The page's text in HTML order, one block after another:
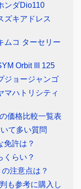
ンダDio110
ズキアドレス
ムコ ターセリー
Orbit III 125
ジョージャンゴ
マハトリシティ
価格比較一覧表
て多い質問
免許は？
くらい？
注意点は？
も参考に購入し